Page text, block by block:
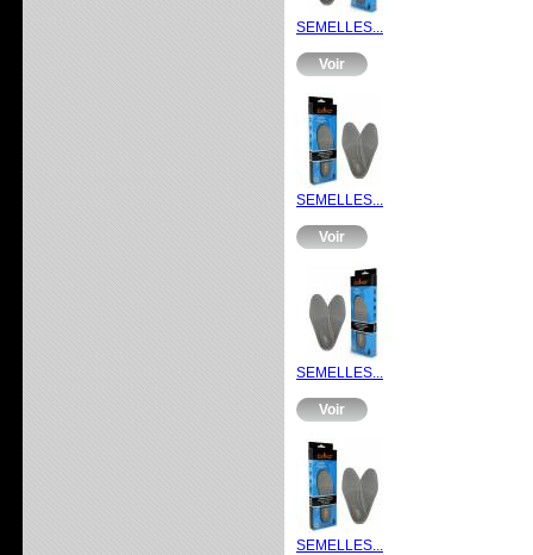
SEMELLES...
Voir
SEMELLES...
Voir
SEMELLES...
Voir
SEMELLES...